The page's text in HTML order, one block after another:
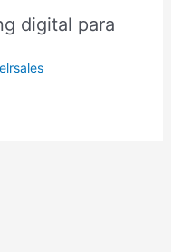
digital para